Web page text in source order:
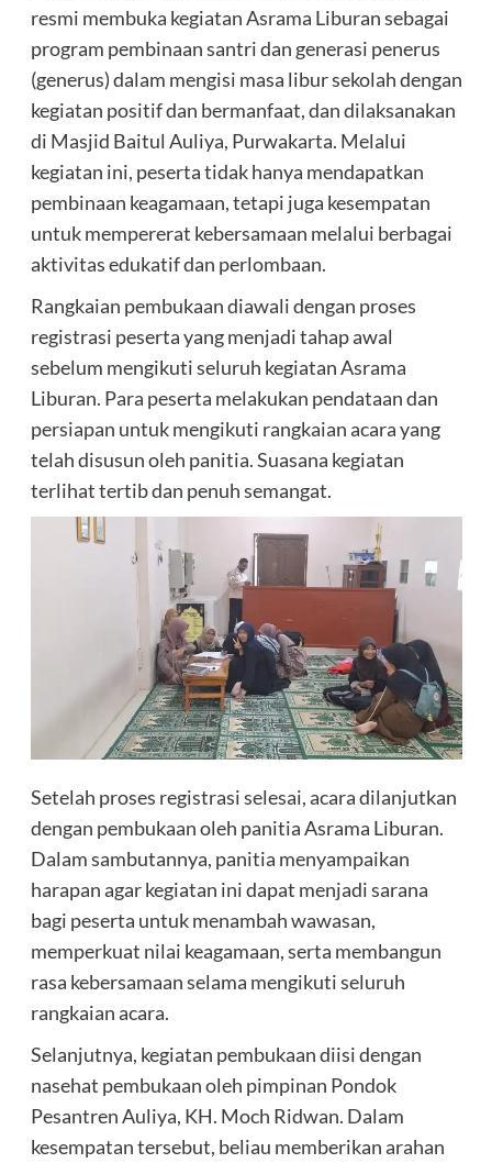
resmi membuka kegiatan Asrama Liburan sebagai
program pembinaan santri dan generasi penerus
(generus) dalam mengisi masa libur sekolah dengan
kegiatan positif dan bermanfaat, dan dilaksanakan
di Masjid Baitul Auliya, Purwakarta. Melalui
kegiatan ini, peserta tidak hanya mendapatkan
pembinaan keagamaan, tetapi juga kesempatan
untuk mempererat kebersamaan melalui berbagai
aktivitas edukatif dan perlombaan.
Rangkaian pembukaan diawali dengan proses
registrasi peserta yang menjadi tahap awal
sebelum mengikuti seluruh kegiatan Asrama
Liburan. Para peserta melakukan pendataan dan
persiapan untuk mengikuti rangkaian acara yang
telah disusun oleh panitia. Suasana kegiatan
terlihat tertib dan penuh semangat.
Setelah proses registrasi selesai, acara dilanjutkan
dengan pembukaan oleh panitia Asrama Liburan.
Dalam sambutannya, panitia menyampaikan
harapan agar kegiatan ini dapat menjadi sarana
bagi peserta untuk menambah wawasan,
memperkuat nilai keagamaan, serta membangun
rasa kebersamaan selama mengikuti seluruh
rangkaian acara.
Selanjutnya, kegiatan pembukaan diisi dengan
nasehat pembukaan oleh pimpinan Pondok
Pesantren Auliya, KH. Moch Ridwan. Dalam
kesempatan tersebut, beliau memberikan arahan